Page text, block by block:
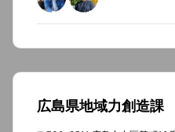
広島県地域力創造課